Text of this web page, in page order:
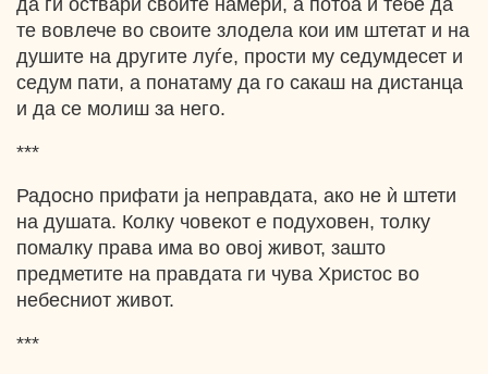
да ги оствари своите намери, а потоа и тебе да
те вовлече во своите злодела кои им штетат и на
душите на другите луѓе, прости му седумдесет и
седум пати, а понатаму да го сакаш на дистанца
и да се молиш за него.
***
Радосно прифати ја неправдата, ако не ѝ штети
на душата. Колку човекот е подуховен, толку
помалку права има во овој живот, зашто
предметите на правдата ги чува Христос во
небесниот живот.
***